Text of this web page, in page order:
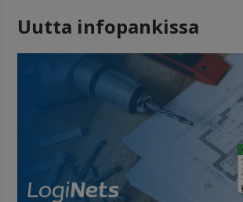
Uutta infopankissa